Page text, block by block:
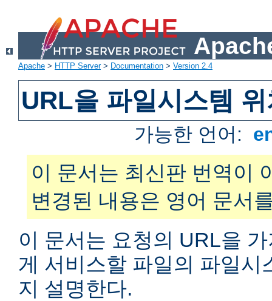
Apache > HTTP Server> Documentation > Version 2.4
URL을 파일시스템
가능한 언어:
이 문서는 최신판 번역이
변경된 내용은 영어 문서
이 문서는 요청의 URL을
게 서비스할 파일의 파일시
지 설명한다.